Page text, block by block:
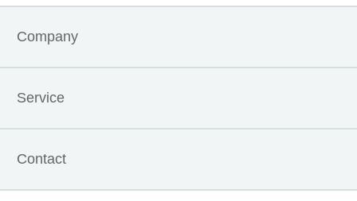
Company
Service
Contact